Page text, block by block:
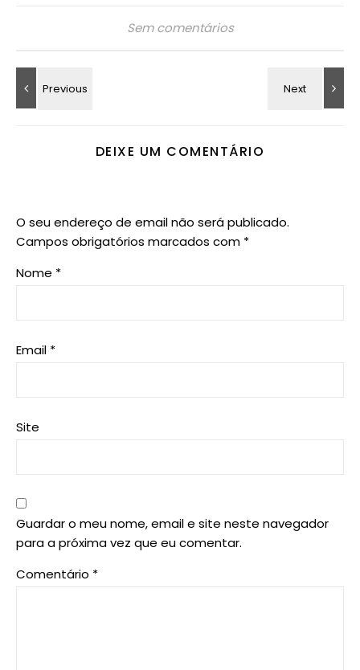
Sem comentários
DEIXE UM COMENTÁRIO
O seu endereço de email não será publicado.
Campos obrigatórios marcados com *
Nome *
Email *
Site
Guardar o meu nome, email e site neste navegador
para a próxima vez que eu comentar.
Comentário *